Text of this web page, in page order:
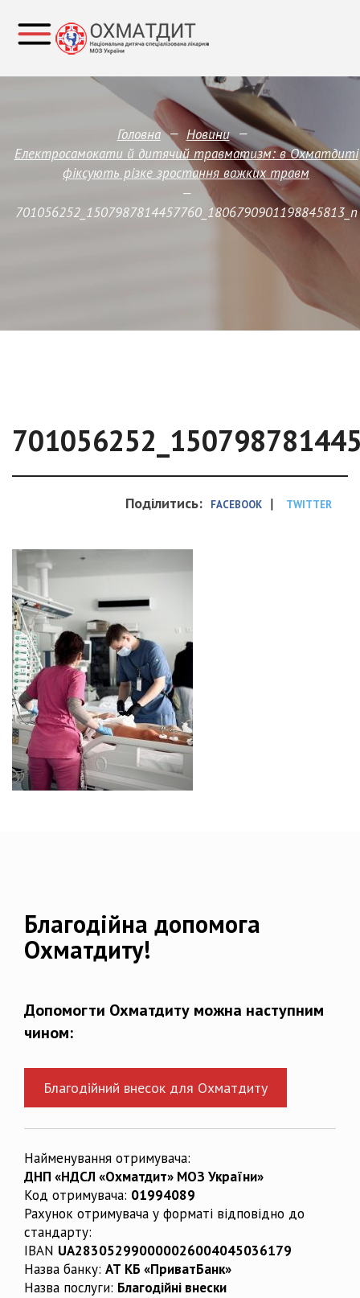
Головна — Новини —
Електросамокати й дитячий травматизм: в Охматдиті
фіксують різке зростання важких травм
—
701056252_1507987814457760_1806790901198845813_n
Поділитись: FACEBOOK | TWITTER
Благодійна допомога
Охматдиту!
Допомогти Охматдиту можна наступним
чином:
Благодійний внесок для Охматдиту
Найменування отримувача:
ДНП «НДСЛ «Охматдит» МОЗ України»
Код отримувача: 01994089
Рахунок отримувача у форматі відповідно до
стандарту:
IBAN UA283052990000026004045036179
Назва банку: АТ КБ «ПриватБанк»
Назва послуги: Благодійні внески